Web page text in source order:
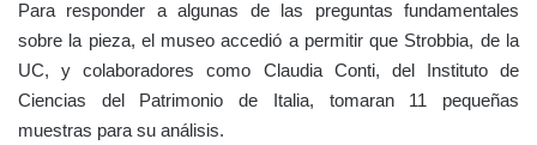
Para responder a algunas de las preguntas fundamentales
sobre la pieza, el museo accedió a permitir que Strobbia, de la
UC, y colaboradores como Claudia Conti, del Instituto de
Ciencias del Patrimonio de Italia, tomaran 11 pequeñas
muestras para su análisis.